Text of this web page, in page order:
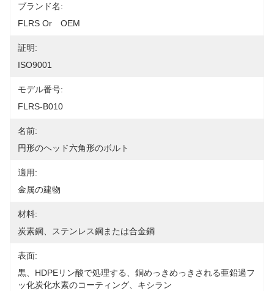
ブランド名:
FLRS Or　OEM
証明:
ISO9001
モデル番号:
FLRS-B010
名前:
円形のヘッド六角形のボルト
適用:
金属の建物
材料:
炭素鋼、ステンレス鋼または合金鋼
表面:
黒、HDPEリン酸で処理する、銅めっきめっきされる亜鉛過フ
ッ化炭化水素のコーティング、キシラン